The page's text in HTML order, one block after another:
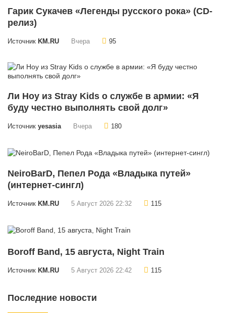
Гарик Сукачев «Легенды русского рока» (CD-
релиз)
Источник KM.RU Вчера 95
Ли Ноу из Stray Kids о службе в армии: «Я
буду честно выполнять свой долг»
Источник yesasia Вчера 180
NeiroBarD, Пепел Рода «Владыка путей»
(интернет-сингл)
Источник KM.RU 5 Август 2026 22:32 115
Boroff Band, 15 августа, Night Train
Источник KM.RU 5 Август 2026 22:42 115
Последние новости